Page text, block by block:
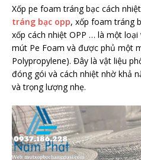
Xốp pe foam tráng bạc cách
tráng bạc opp, xốp foam tráng
xốp cách nhiệt OPP … là một
mút Pe Foam và được phủ một
Polypropylene). Đây là vật liệu
đóng gói và cách nhiệt nhờ khả
và trọng lượng nhẹ.